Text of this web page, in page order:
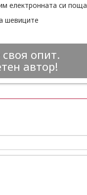
електронната си поща
шевиците
опит.
автор!